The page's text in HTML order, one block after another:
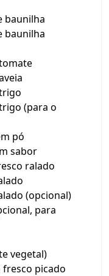
baunilha
baunilha
(para o
pó
sabor
ralado
(opcional)
para
vegetal)
fresco picado